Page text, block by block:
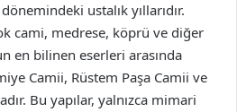
ustalık yıllarıdır.
cami, medrese, köprü ve diğer
en bilinen eserleri arasında
Camii, Rüstem Paşa Camii ve
Bu yapılar, yalnızca mimari